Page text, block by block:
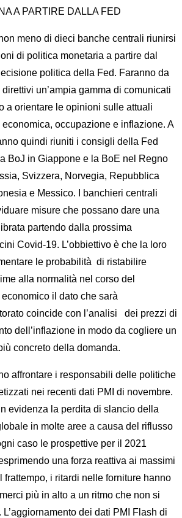
A PARTIRE DALLA FED
meno di dieci banche centrali riunirsi
di politica monetaria a partire dal
politica della Fed. Faranno da
un’ampia gamma di comunicati
a orientare le opinioni sulle attuali
occupazione e inflazione. A
quindi riuniti i consigli della Fed
BoJ in Giappone e la BoE nel Regno
Svizzera, Norvegia, Repubblica
e Messico. I banchieri centrali
misure che possano dare una
partendo dalla prossima
Covid-19. L’obbiettivo è che la loro
le probabilità di ristabilire
alla normalità nel corso del
il dato che sarà
coincide con l’analisi
dei prezzi di
dell’inflazione in modo da cogliere un
concreto della domanda.
affrontare i responsabili delle politiche
nei recenti dati PMI di novembre.
evidenza la perdita di slancio della
in molte aree a causa del riflusso
caso le prospettive per il 2021
una forza reattiva ai massimi
frattempo, i ritardi nelle forniture hanno
più in alto a un ritmo che non si
dei dati PMI Flash di